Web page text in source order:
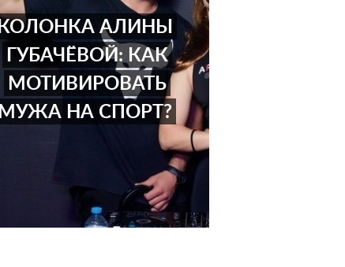
КОЛОНКА АЛИНЫ
ГУБАЧЁВОЙ: КАК
МОТИВИРОВАТЬ
МУЖА НА СПОРТ?